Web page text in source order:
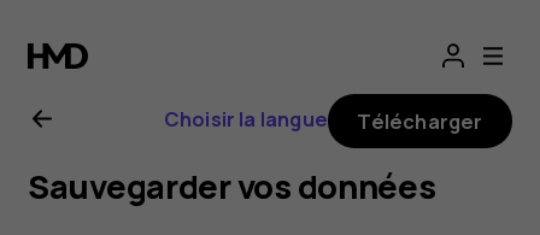
Guide
de
l'utilisateur
Choisir la langue Télécharger
Sauvegarder vos données